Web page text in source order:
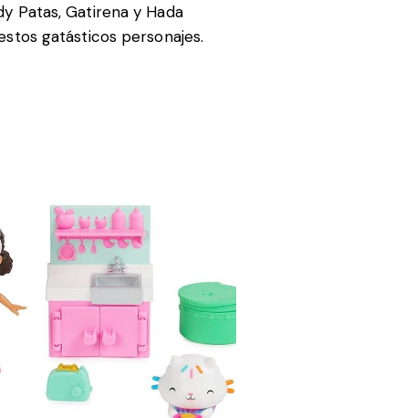
Patas, Gatirena y Hada
gatásticos personajes.